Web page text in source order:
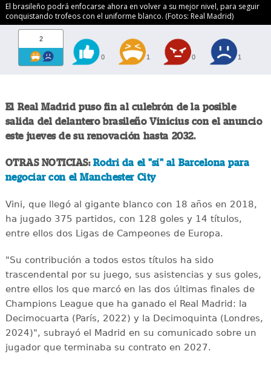
El brasileño podrá enfocarse ahora en volver a su mejor nivel, para seguir
conquistando trofeos con el uniforme blanco. (Fotos: Real Madrid)
2
0 1 0 1
El Real Madrid puso fin al culebrón de la posible
salida del delantero brasileño Vinicius con el anuncio
este jueves de su renovación hasta 2032.
OTRAS NOTICIAS: Rodri da el "sí" al Barcelona para
negociar con el Manchester City
Vini, que llegó al gigante blanco con 18 años en 2018,
ha jugado 375 partidos, con 128 goles y 14 títulos,
entre ellos dos Ligas de Campeones de Europa.
"Su contribución a todos estos títulos ha sido
trascendental por su juego, sus asistencias y sus goles,
entre ellos los que marcó en las dos últimas finales de
Champions League que ha ganado el Real Madrid: la
Decimocuarta (París, 2022) y la Decimoquinta (Londres,
2024)", subrayó el Madrid en su comunicado sobre un
jugador que terminaba su contrato en 2027.